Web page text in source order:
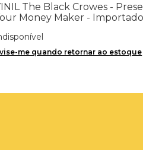
The Black Crowes -
Money Maker - Importado
me quando retornar ao estoque